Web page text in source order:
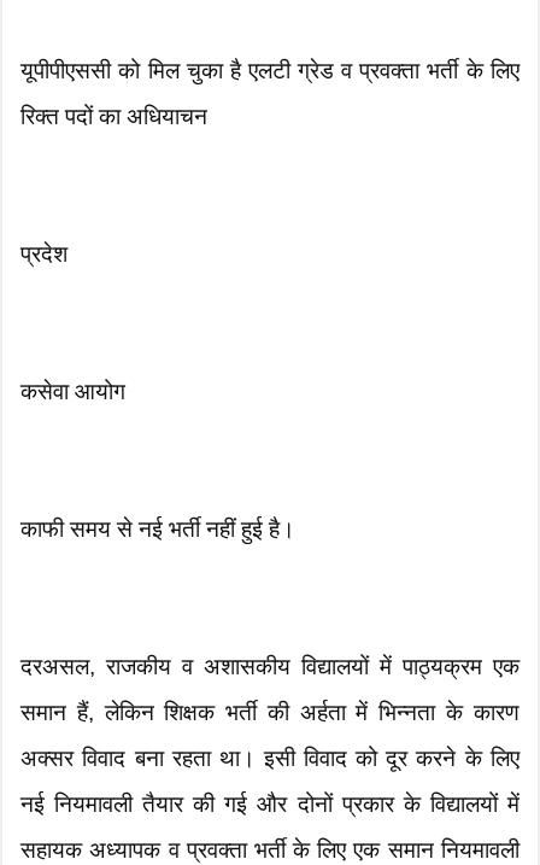
यूपीपीएससी को मिल चुका है एलटी ग्रेड व प्रवक्ता भर्ती के लिए
रिक्त पदों का अधियाचन
प्रदेश
कसेवा आयोग
काफी समय से नई भर्ती नहीं हुई है।
दरअसल, राजकीय व अशासकीय विद्यालयों में पाठ्यक्रम एक
समान हैं, लेकिन शिक्षक भर्ती की अर्हता में भिन्नता के कारण
अक्सर विवाद बना रहता था। इसी विवाद को दूर करने के लिए
नई नियमावली तैयार की गई और दोनों प्रकार के विद्यालयों में
सहायक अध्यापक व प्रवक्ता भर्ती के लिए एक समान नियमावली